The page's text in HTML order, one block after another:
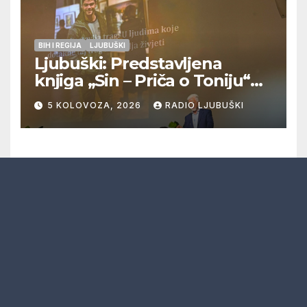
BIH I REGIJA LJUBUŠKI
Ljubuški: Predstavljena
knjiga „Sin – Priča o Toniju“
dr. sc. Zdenka Hercega
5 KOLOVOZA, 2026 RADIO LJUBUŠKI